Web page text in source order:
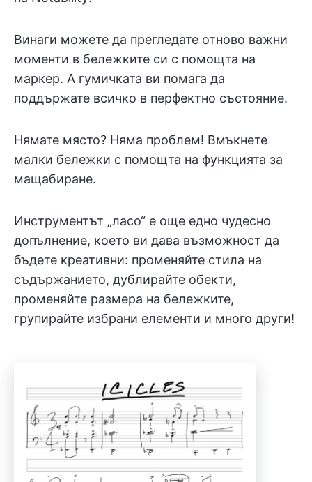
Винаги можете да прегледате отново важни
моменти в бележките си с помощта на
маркер. А гумичката ви помага да
поддържате всичко в перфектно състояние.
Нямате място? Няма проблем! Вмъкнете
малки бележки с помощта на функцията за
мащабиране.
Инструментът „ласо“ е още едно чудесно
допълнение, което ви дава възможност да
бъдете креативни: променяйте стила на
съдържанието, дублирайте обекти,
променяйте размера на бележките,
групирайте избрани елементи и много други!